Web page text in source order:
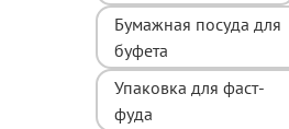
Бумажная посуда для
буфета
Упаковка для фаст-
фуда